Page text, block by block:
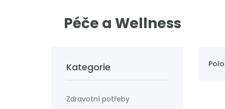
Péče a Wellness
Kategorie
Zdravotní potřeby